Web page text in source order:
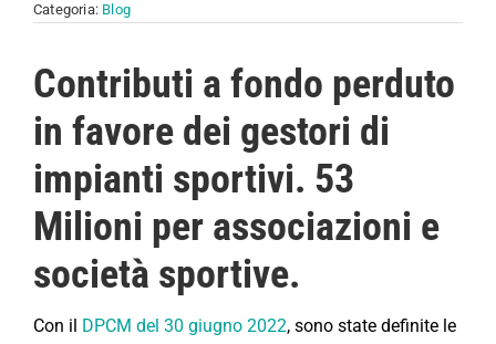
Categoria: Blog
Contributi a fondo perduto
in favore dei gestori di
impianti sportivi. 53
Milioni per associazioni e
società sportive.
Con il DPCM del 30 giugno 2022, sono state definite le